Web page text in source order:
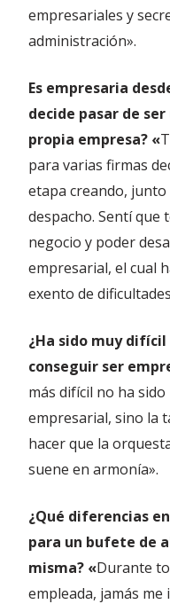
empresariales y
administración».
Es empresaria
decide pasar de
propia empresa? «
para varias firmas
etapa creando,
despacho. Sentí que
negocio y poder
empresarial, el cual
exento de
¿Ha sido muy
conseguir ser
más difícil no ha
empresarial, sino la
hacer que la
suene en armonía».
¿Qué diferencias
para un bufete de
misma? «Durante
empleada, jamás